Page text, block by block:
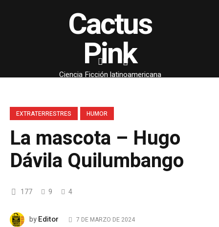
Cactus
Pink
Ciencia Ficción latinoamericana
EXTRATERRESTRES HUMOR
La mascota – Hugo
Dávila Quilumbango
177 9 4
byEditor 7 DE MARZO DE 2024